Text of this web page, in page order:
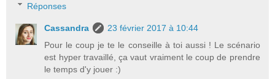
Réponses
Cassandra
23 février 2017 à 10:44
Pour le coup je te le conseille à toi aussi ! Le scénario
est hyper travaillé, ça vaut vraiment le coup de prendre
le temps d'y jouer :)